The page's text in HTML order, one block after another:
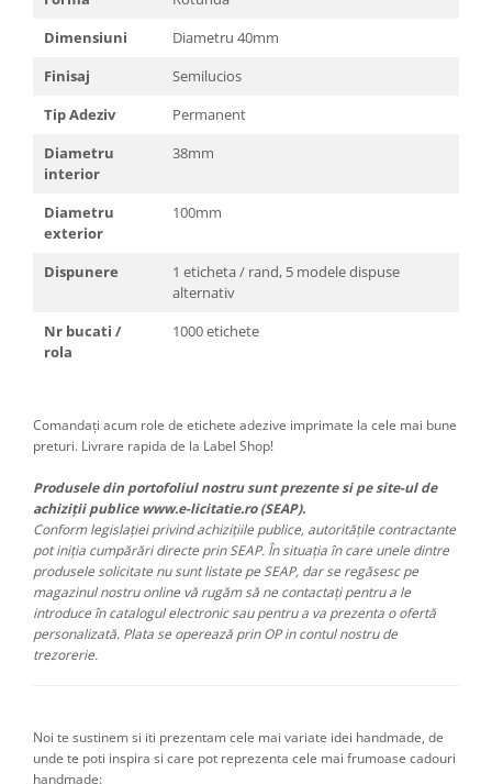
Dimensiuni
Diametru 40mm
Finisaj
Semilucios
Tip Adeziv
Permanent
Diametru
interior
38mm
Diametru
exterior
100mm
Dispunere
1 eticheta / rand, 5 modele dispuse
alternativ
Nr bucati /
rola
1000 etichete
Comandați acum role de etichete adezive imprimate la cele mai bune
preturi. Livrare rapida de la Label Shop!
Produsele din portofoliul nostru sunt prezente si pe site-ul de
achiziții publice www.e-licitatie.ro (SEAP).
Conform legislației privind achizițiile publice, autoritățile contractante
pot iniția cumpărări directe prin SEAP. În situația în care unele dintre
produsele solicitate nu sunt listate pe SEAP, dar se regăsesc pe
magazinul nostru online vă rugăm să ne contactați pentru a le
introduce în catalogul electronic sau pentru a va prezenta o ofertă
personalizată. Plata se operează prin OP in contul nostru de
trezorerie.
Noi te sustinem si iti prezentam cele mai variate idei handmade, de
unde te poti inspira si care pot reprezenta cele mai frumoase cadouri
handmade: